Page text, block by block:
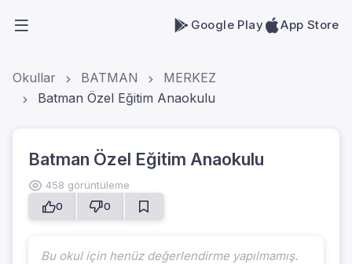
Google Play App Store
Okullar BATMAN
MERKEZ
Batman Özel Eğitim Anaokulu
Batman Özel Eğitim Anaokulu
458 görüntüleme
0
0
Bu okul için henüz değerlendirme yapılmamış.